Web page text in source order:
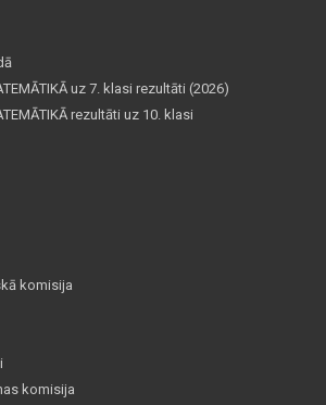
uz 7. klasi rezultāti (2026)
rezultāti uz 10. klasi
komisija
komisija